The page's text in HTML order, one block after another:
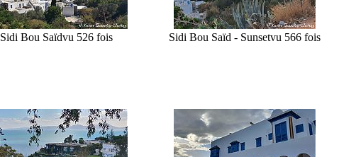
Sidi Bou Saïdvu 526 fois Sidi Bou Saïd - Sunsetvu 566 fois